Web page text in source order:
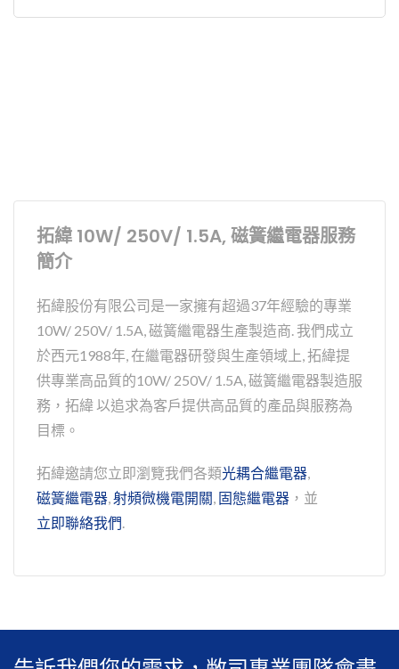
拓緯 10W/ 250V/ 1.5A, 磁簧繼電器服務
簡介
拓緯股份有限公司是一家擁有超過37年經驗的專業
10W/ 250V/ 1.5A, 磁簧繼電器生產製造商. 我們成立
於西元1988年, 在繼電器研發與生產領域上, 拓緯提
供專業高品質的10W/ 250V/ 1.5A, 磁簧繼電器製造服
務，拓緯 以追求為客戶提供高品質的產品與服務為
目標。
拓緯邀請您立即瀏覽我們各類光耦合繼電器,
磁簧繼電器,射頻微機電開關, 固態繼電器 ，並
立即聯絡我們.